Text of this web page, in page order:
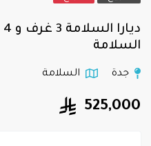
السلامة
جدة السلامة
525,000